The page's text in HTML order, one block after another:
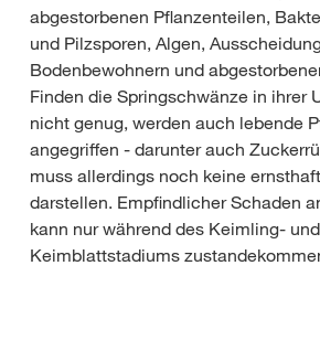
abgestorbenen Pflanzenteilen,
und Pilzsporen, Algen,
Bodenbewohnern und
Finden die Springschwänze in ihrer
nicht genug, werden auch lebende
angegriffen - darunter auch
muss allerdings noch keine
darstellen. Empfindlicher Schaden
kann nur während des Keimling- und
Keimblattstadiums